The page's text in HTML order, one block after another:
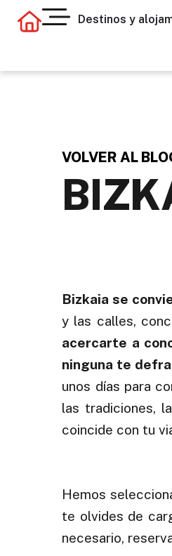
Destinos y
VOLVER AL
Bizkaia se
y las calles,
acercarte a
ninguna te
unos días para
las tradiciones,
coincide con tu
Hemos
te olvides de
necesario,